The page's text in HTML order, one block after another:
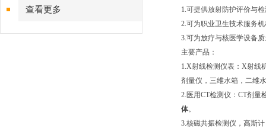
查看更多
1.可提供放射防护评价与
2.可为职业卫生技术服务
3.可为放疗与核医学设备
主要产品：
1.X射线检测仪表：X射线
剂量仪，三维水箱，二维
2.医用CT检测仪：CT剂量
体。
3.核磁共振检测仪，高斯